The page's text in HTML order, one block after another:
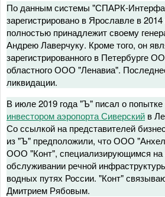
По данным системы "СПАРК-
зарегистрировано в Ярославле в
полностью принадлежит своему
Андрею Лаверчуку. Кроме того, он
зарегистрированного в Петербурге
областного ООО "Ленавиа".
ликвидации.
В июле 2019 года "Ъ" писал о попытке
инвестором аэропорта Сиверский в
Со ссылкой на представителей
из "Ъ" предположили, что ООО
ООО "Конт", специализирующимся на
обслуживании речной
водных путях России. "Конт"
Дмитрием Рябовым.